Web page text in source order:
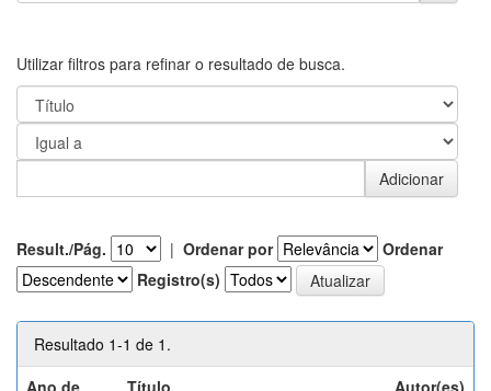
Utilizar filtros para refinar o resultado de busca.
Result./Pág. | Ordenar por
Ordenar
Registro(s)
Resultado 1-1 de 1.
Ano de
Título Autor(es)